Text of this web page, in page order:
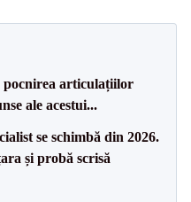
pocnirea articulațiilor
ale acestui...
se schimbă din 2026.
și probă scrisă